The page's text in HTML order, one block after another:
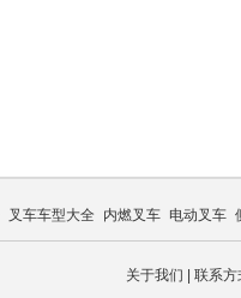
叉车车型大全 内燃叉车 电动叉车
关于我们 联系方